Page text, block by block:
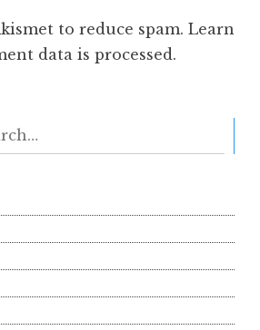
to reduce spam. Learn
data is processed.